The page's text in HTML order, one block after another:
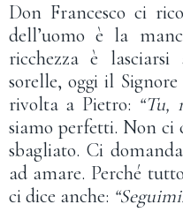
Don Francesco ci
dell’uomo è la
ricchezza è
sorelle, oggi il
rivolta a Pietro: “Tu,
siamo perfetti. Non ci
sbagliato. Ci
ad amare. Perché
ci dice anche: